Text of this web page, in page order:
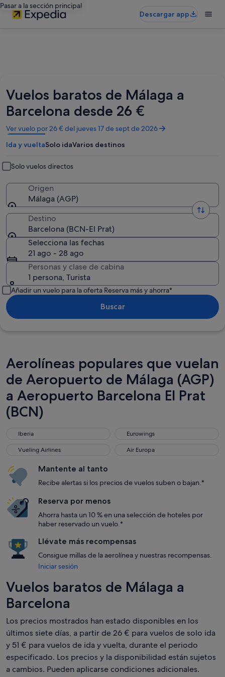
Pasar a la sección principal
Descargar app
Vuelos baratos de Málaga a
Barcelona desde 26 €
Ver vuelo por 26 € del jueves 17 de sept de 2026
Se
abre
en
ventana
nueva
Ida y vueltaSolo idaVarios destinos
Solo vuelos directos
Origen
Málaga (AGP)
Destino
Barcelona (BCN-El Prat)
Selecciona las fechas
21 ago - 28 ago
Personas y clase de cabina
1 persona, Turista
Añadir un vuelo para la oferta Reserva más y ahorra*
Buscar
Aerolíneas populares que vuelan
de Aeropuerto de Málaga (AGP)
a Aeropuerto Barcelona El Prat
(BCN)
Iberia
Iberia Eurowings
Eurowings
Vueling Airlines
Vueling Airlines Air Europa
Air Europa
Mantente al tanto
Recibe alertas si los precios de vuelos suben o bajan.*
Reserva por menos
Ahorra hasta un 10 % en una selección de hoteles por
haber reservado un vuelo.*
Llévate más recompensas
Consigue millas de la aerolínea y nuestras recompensas.
Iniciar sesión
Vuelos baratos de Málaga a
Barcelona
Los precios mostrados han estado disponibles en los
últimos siete días, a partir de 26 € para vuelos de solo ida
y 51 € para vuelos de ida y vuelta, durante el periodo
especificado. Los precios y la disponibilidad están sujetos
a cambios. Pueden aplicarse condiciones adicionales.